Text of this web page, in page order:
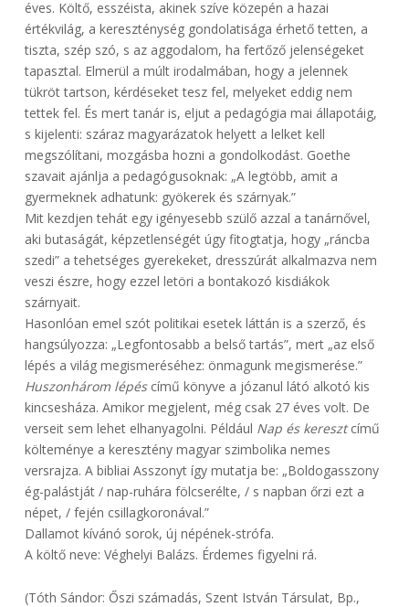
éves. Költő, esszéista, akinek szíve közepén a hazai
értékvilág, a kereszténység gondolatisága érhető tetten, a
tiszta, szép szó, s az aggodalom, ha fertőző jelenségeket
tapasztal. Elmerül a múlt irodalmában, hogy a jelennek
tükröt tartson, kérdéseket tesz fel, melyeket eddig nem
tettek fel. És mert tanár is, eljut a pedagógia mai állapotáig,
s kijelenti: száraz magyarázatok helyett a lelket kell
megszólítani, mozgásba hozni a gondolkodást. Goethe
szavait ajánlja a pedagógusoknak: „A legtöbb, amit a
gyermeknek adhatunk: gyökerek és szárnyak.”
Mit kezdjen tehát egy igényesebb szülő azzal a tanárnővel,
aki butaságát, képzetlenségét úgy fitogtatja, hogy „ráncba
szedi” a tehetséges gyerekeket, dresszúrát alkalmazva nem
veszi észre, hogy ezzel letöri a bontakozó kisdiákok
szárnyait.
Hasonlóan emel szót politikai esetek láttán is a szerző, és
hangsúlyozza: „Legfontosabb a belső tartás”, mert „az első
lépés a világ megismeréséhez: önmagunk megismerése.”
Huszonhárom lépéscímű könyve a józanul látó alkotó kis
kincsesháza. Amikor megjelent, még csak 27 éves volt. De
verseit sem lehet elhanyagolni. Például Nap és keresztcímű
költeménye a keresztény magyar szimbolika nemes
versrajza. A bibliai Asszonyt így mutatja be: „Boldogasszony
ég-palástját / nap-ruhára fölcserélte, / s napban őrzi ezt a
népet, / fején csillagkoronával.”
Dallamot kívánó sorok, új népének-strófa.
A költő neve: Véghelyi Balázs. Érdemes figyelni rá.
(Tóth Sándor: Őszi számadás, Szent István Társulat, Bp.,